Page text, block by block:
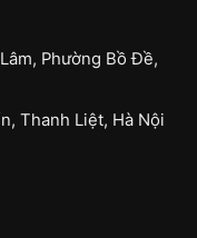
Phường Bồ Đề,
Thanh Liệt, Hà Nội